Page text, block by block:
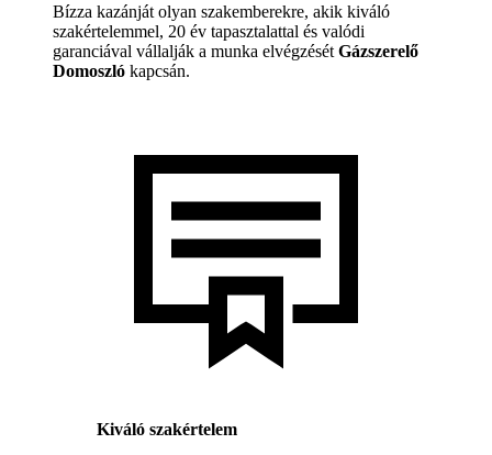
Bízza kazánját olyan szakemberekre, akik kiváló
szakértelemmel, 20 év tapasztalattal és valódi
garanciával vállalják a munka elvégzését Gázszerelő
Domoszló kapcsán.
Kiváló szakértelem